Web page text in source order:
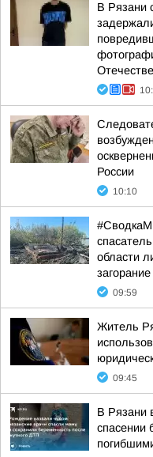
В Рязани
России
10:10
области
09:59
Житель
09:45
В Рязани
спасении